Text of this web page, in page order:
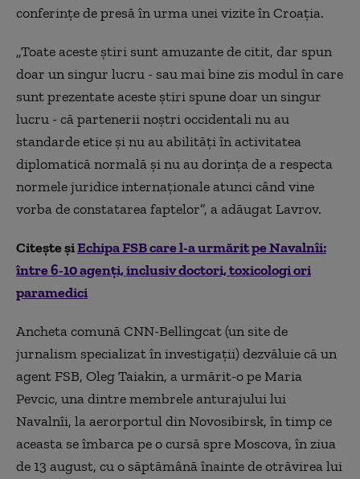
conferințe de presă în urma unei vizite în Croația.
„Toate aceste știri sunt amuzante de citit, dar spun
doar un singur lucru - sau mai bine zis modul în care
sunt prezentate aceste știri spune doar un singur
lucru - că partenerii noștri occidentali nu au
standarde etice și nu au abilități în activitatea
diplomatică normală și nu au dorința de a respecta
normele juridice internaționale atunci când vine
vorba de constatarea faptelor”, a adăugat Lavrov.
Citește șiEchipa FSB care l-a urmărit pe Navalnîi:
între 6-10 agenţi, inclusiv doctori, toxicologi ori
paramedici
Ancheta comună CNN-Bellingcat (un site de
jurnalism specializat în investigaţii) dezvăluie că un
agent FSB, Oleg Taiakin, a urmărit-o pe Maria
Pevcic, una dintre membrele anturajului lui
Navalnîi, la aerorportul din Novosibirsk, în timp ce
aceasta se îmbarca pe o cursă spre Moscova, în ziua
de 13 august, cu o săptămână înainte de otrăvirea lui